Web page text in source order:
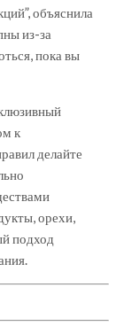
объяснила
из-за
пока вы
к
делайте
орехи,
подход